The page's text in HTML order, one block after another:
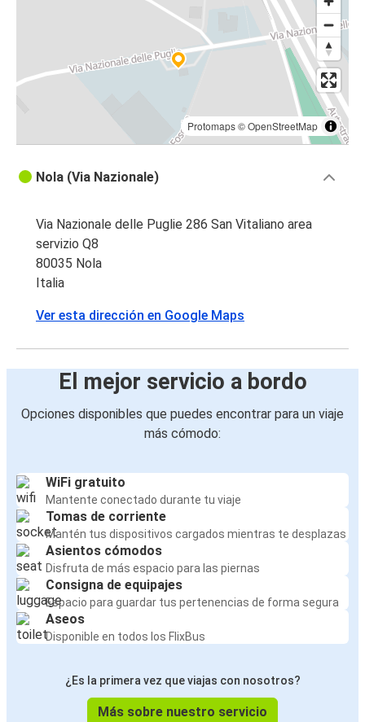
Protomaps©OpenStreetMap
Nola (Via Nazionale)
Via Nazionale delle Puglie 286 San Vitaliano area
servizio Q8
80035 Nola
Italia
Ver esta dirección en Google Maps
El mejor servicio a bordo
Opciones disponibles que puedes encontrar para un viaje
más cómodo:
WiFi gratuito
Mantente conectado durante tu viaje
Tomas de corriente
Mantén tus dispositivos cargados mientras te desplazas
Asientos cómodos
Disfruta de más espacio para las piernas
Consigna de equipajes
Espacio para guardar tus pertenencias de forma segura
Aseos
Disponible en todos los FlixBus
¿Es la primera vez que viajas con nosotros?
Más sobre nuestro servicio